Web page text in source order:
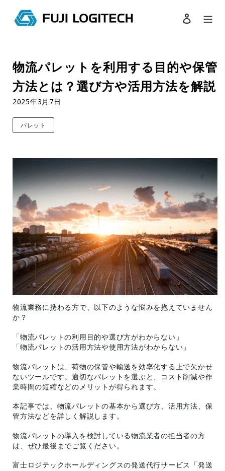
検索
ログイン
物流パレットを利用する目的や保管
方法とは？選び方や活用方法を解説
2025年3月7日
パレット
物流業務に携わる方で、以下のような悩みを抱えていません
か？
「物流パレットの利用目的や選び方がわからない」
「物流パレットの活用方法や使用方法がわからない」
物流パレットは、荷物の保管や輸送を効率化する上で欠かせ
ないツールです。適切なパレットを選ぶと、コスト削減や作
業時間の短縮などのメリットが得られます。
本記事では、物流パレットの基本から選び方、活用方法、保
管方法などを詳しく解説します。
物流パレットの導入を検討している物流業者の担当者の方
は、ぜひ最後までご覧ください。
富士ロジテックホールディングスの発送代行サービス「発送